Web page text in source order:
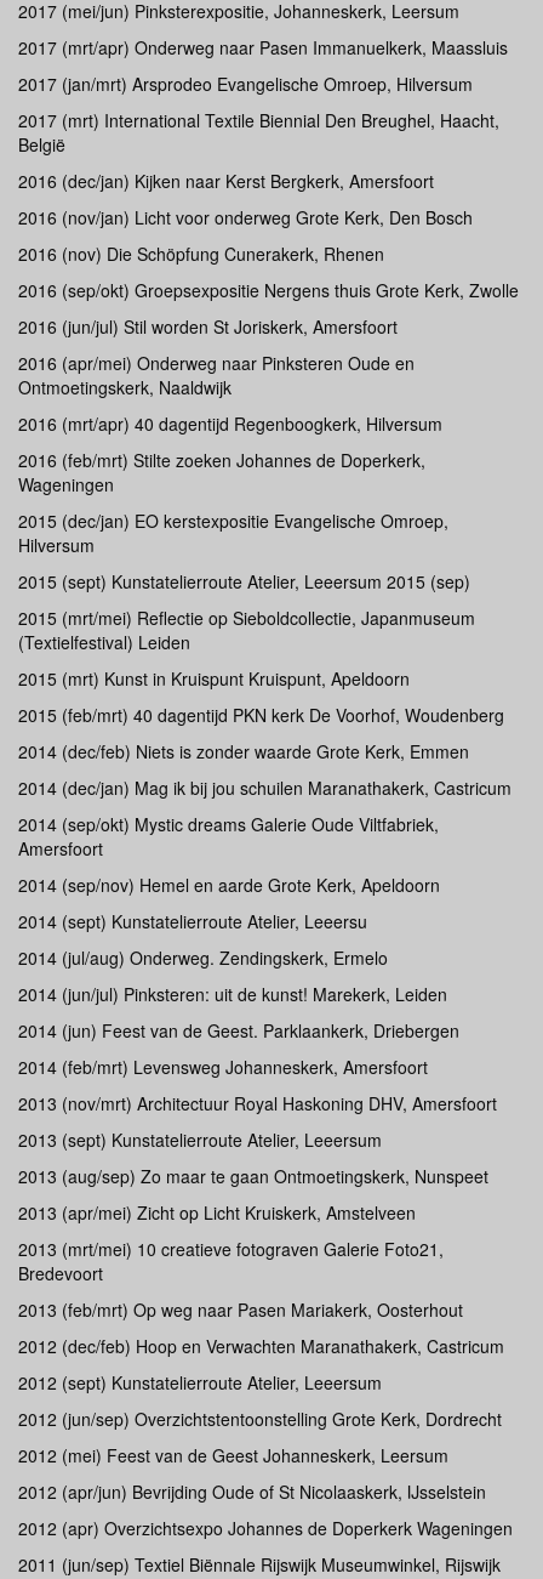
2017 (mei/jun) Pinksterexpositie, Johanneskerk, Leersum
2017 (mrt/apr) Onderweg naar Pasen Immanuelkerk, Maassluis
2017 (jan/mrt) Arsprodeo Evangelische Omroep, Hilversum
2017 (mrt) International Textile Biennial Den Breughel, Haacht,
België
2016 (dec/jan) Kijken naar Kerst Bergkerk, Amersfoort
2016 (nov/jan) Licht voor onderweg Grote Kerk, Den Bosch
2016 (nov) Die Schöpfung Cunerakerk, Rhenen
2016 (sep/okt) Groepsexpositie Nergens thuis Grote Kerk, Zwolle
2016 (jun/jul) Stil worden St Joriskerk, Amersfoort
2016 (apr/mei) Onderweg naar Pinksteren Oude en
Ontmoetingskerk, Naaldwijk
2016 (mrt/apr) 40 dagentijd Regenboogkerk, Hilversum
2016 (feb/mrt) Stilte zoeken Johannes de Doperkerk,
Wageningen
2015 (dec/jan) EO kerstexpositie Evangelische Omroep,
Hilversum
2015 (sept) Kunstatelierroute Atelier, Leeersum 2015 (sep)
2015 (mrt/mei) Reflectie op Sieboldcollectie, Japanmuseum
(Textielfestival) Leiden
2015 (mrt) Kunst in Kruispunt Kruispunt, Apeldoorn
2015 (feb/mrt) 40 dagentijd PKN kerk De Voorhof, Woudenberg
2014 (dec/feb) Niets is zonder waarde Grote Kerk, Emmen
2014 (dec/jan) Mag ik bij jou schuilen Maranathakerk, Castricum
2014 (sep/okt) Mystic dreams Galerie Oude Viltfabriek,
Amersfoort
2014 (sep/nov) Hemel en aarde Grote Kerk, Apeldoorn
2014 (sept) Kunstatelierroute Atelier, Leeersu
2014 (jul/aug) Onderweg. Zendingskerk, Ermelo
2014 (jun/jul) Pinksteren: uit de kunst! Marekerk, Leiden
2014 (jun) Feest van de Geest. Parklaankerk, Driebergen
2014 (feb/mrt) Levensweg Johanneskerk, Amersfoort
2013 (nov/mrt) Architectuur Royal Haskoning DHV, Amersfoort
2013 (sept) Kunstatelierroute Atelier, Leeersum
2013 (aug/sep) Zo maar te gaan Ontmoetingskerk, Nunspeet
2013 (apr/mei) Zicht op Licht Kruiskerk, Amstelveen
2013 (mrt/mei) 10 creatieve fotograven Galerie Foto21,
Bredevoort
2013 (feb/mrt) Op weg naar Pasen Mariakerk, Oosterhout
2012 (dec/feb) Hoop en Verwachten Maranathakerk, Castricum
2012 (sept) Kunstatelierroute Atelier, Leeersum
2012 (jun/sep) Overzichtstentoonstelling Grote Kerk, Dordrecht
2012 (mei) Feest van de Geest Johanneskerk, Leersum
2012 (apr/jun) Bevrijding Oude of St Nicolaaskerk, IJsselstein
2012 (apr) Overzichtsexpo Johannes de Doperkerk Wageningen
2011 (jun/sep) Textiel Biënnale Rijswijk Museumwinkel, Rijswijk